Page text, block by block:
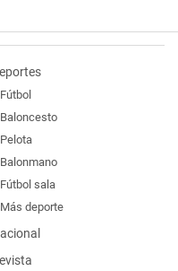
Fútbol
Baloncesto
Pelota
Balonmano
Fútbol sala
Más deporte